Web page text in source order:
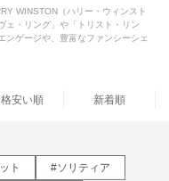
WINSTON（ハリー・ウィンスト
ェ・リング」や「トリスト・リン
ンゲージや、豊富なファンシーシェ
安い順 新着順
ト
#ソリティア